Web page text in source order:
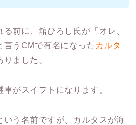
前に、舘ひろし氏が「オレ、
言うCMで有名になった カルタ
ました。
がスイフトになります。
う名前ですが、 カルタスが海